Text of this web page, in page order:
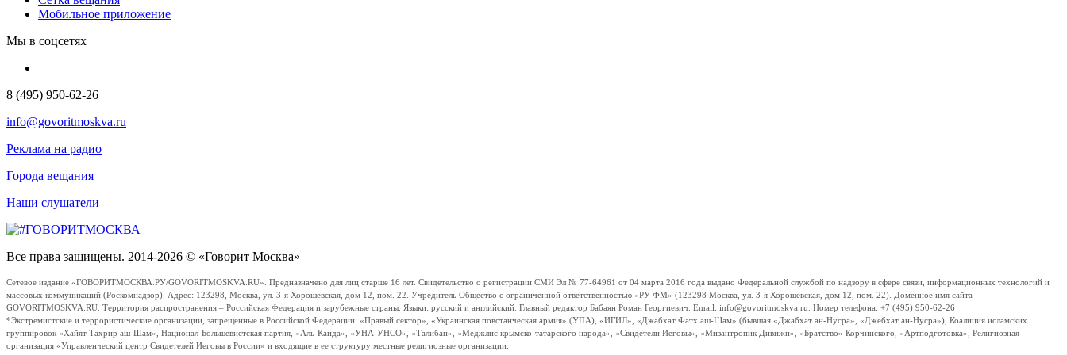
Мобильное приложение
Мы в соцсетях
8 (495) 950-62-26
info@govoritmoskva.ru
Реклама на радио
Города вещания
Наши слушатели
Все права защищены. 2014-2026 © «Говорит Москва»
Сетевое издание «ГОВОРИТМОСКВА.РУ/GOVORITMOSKVA.RU». Предназначено для лиц старше 16 лет. Свидетельство о регистрации СМИ Эл № 77-64961 от 04 марта 2016 года выдано Федеральной службой по надзору в сфере связи, информационных технологий и
массовых коммуникаций (Роскомнадзор). Адрес: 123298, Москва, ул. 3-я Хорошевская, дом 12, пом. 22. Учредитель Общество с ограниченной ответственностью «РУ ФМ» (123298 Москва, ул. 3-я Хорошевская, дом 12, пом. 22). Доменное имя сайта
GOVORITMOSKVA.RU. Территория распространения – Российская Федерация и зарубежные страны. Языки: русский и английский. Главный редактор Бабаян Роман Георгиевич. Email: info@govoritmoskva.ru. Номер телефона: +7 (495) 950-62-26
*Экстремистские и террористические организации, запрещенные в Российской Федерации: «Правый сектор», «Украинская повстанческая армия» (УПА), «ИГИЛ», «Джабхат Фатх аш-Шам» (бывшая «Джабхат ан-Нусра», «Джебхат ан-Нусра»), Коалиция исламских
группировок «Хайят Тахрир аш-Шам», Национал-Большевистская партия, «Аль-Каида», «УНА-УНСО», «Талибан», «Меджлис крымско-татарского народа», «Свидетели Иеговы», «Мизантропик Дивижн», «Братство» Корчинского, «Артподготовка», Религиозная
организация «Управленческий центр Свидетелей Иеговы в России» и входящие в ее структуру местные религиозные организации.